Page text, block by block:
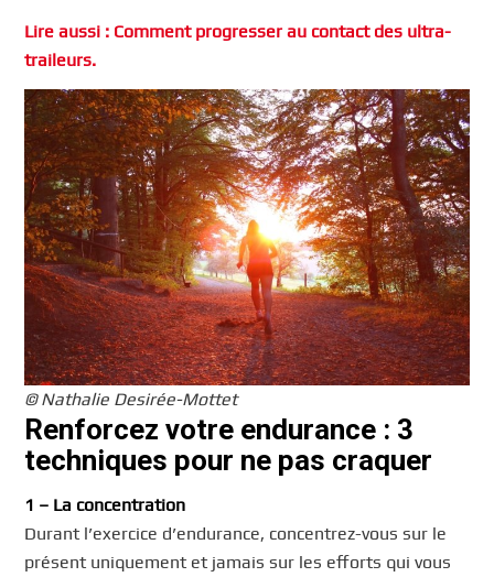
Lire aussi : Comment progresser au contact des ultra-
traileurs.
© Nathalie Desirée-Mottet
Renforcez votre endurance : 3
techniques pour ne pas craquer
1 – La concentration
Durant l’exercice d’endurance, concentrez-vous sur le
présent uniquement et jamais sur les efforts qui vous